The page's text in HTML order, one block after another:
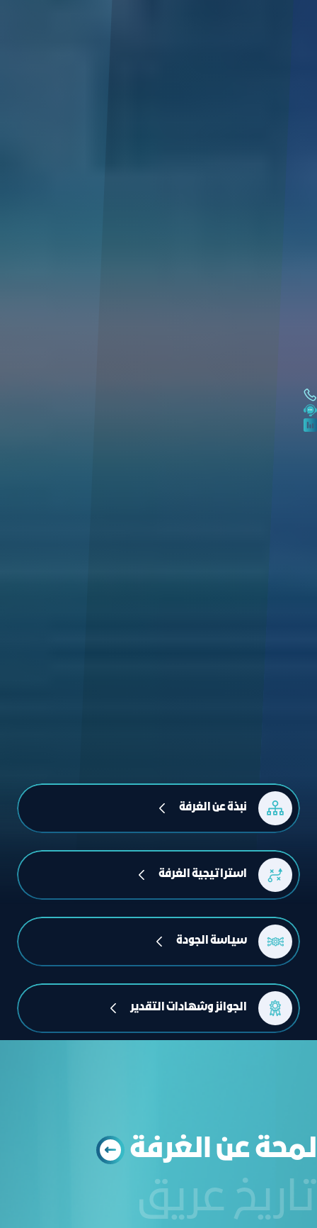
ﻧﺒﺬة ﻋﻦ اﻟﻐﺮﻓﺔ
اﺳﺘﺮاﺗﻴﺠﻴﺔ اﻟﻐﺮﻓﺔ
سياسة الجودة
اﻟﺠﻮاﺋﺰ وﺷﻬﺎدات اﻟﺘﻘﺪﻳﺮ
ﻟﻤﺤﺔ ﻋﻦ اﻟﻐﺮﻓﺔ
تاريخ عريق